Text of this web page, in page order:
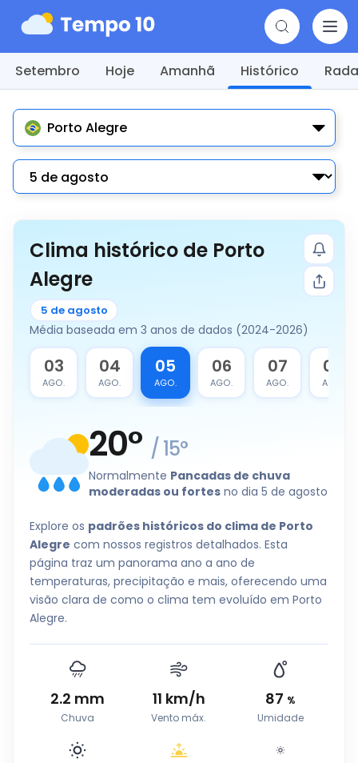
Setembro Hoje Amanhã Histórico
Porto Alegre
Clima histórico de Porto
Alegre
5 de agosto
Média baseada em 3 anos de dados (2024-2026)
03
AGO.
04
AGO.
05
AGO.
06
AGO.
07
AGO.
08
AGO.
20° / 15°
Normalmente Pancadas de chuva
moderadas ou fortes no dia 5 de agosto
Explore os padrões históricos do clima de Porto
Alegre com nossos registros detalhados. Esta
página traz um panorama ano a ano de
temperaturas, precipitação e mais, oferecendo uma
visão clara de como o clima tem evoluído em Porto
Alegre.
2.2 mm
Chuva
11 km/h
Vento máx.
87 %
Umidade